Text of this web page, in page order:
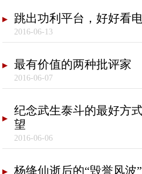
跳出功利平台，好好看
2016-06-13
最有价值的两种批评家
2016-06-07
纪念武生泰斗的最好方
望
2016-06-06
杨绛仙逝后的“毁誉风波”